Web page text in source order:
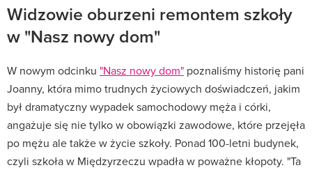
Widzowie oburzeni remontem szkoły
w "Nasz nowy dom"
W nowym odcinku "Nasz nowy dom" poznaliśmy historię pani
Joanny, która mimo trudnych życiowych doświadczeń, jakim
był dramatyczny wypadek samochodowy męża i córki,
angażuje się nie tylko w obowiązki zawodowe, które przejęła
po mężu ale także w życie szkoły. Ponad 100-letni budynek,
czyli szkoła w Międzyrzeczu wpadła w poważne kłopoty. "Ta